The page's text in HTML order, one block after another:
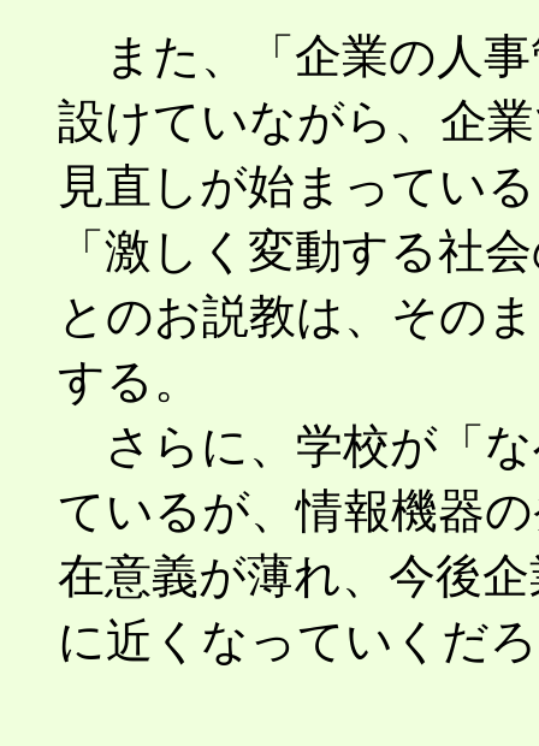
また、「企業の人
設けていながら、企
見直しが始まってい
「激しく変動する社
とのお説教は、その
する。
さらに、学校が「
ているが、情報機器
在意義が薄れ、今後
に近くなっていくだ